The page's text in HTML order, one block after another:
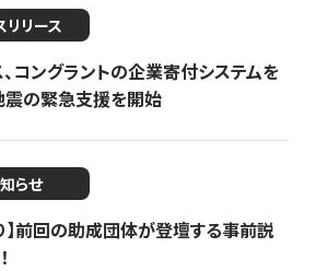
リリース
コングラントの企業寄付システムを
の緊急支援を開始
らせ
】前回の助成団体が登壇する事前説